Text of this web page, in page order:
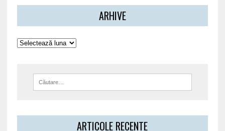
ARHIVE
ARTICOLE RECENTE